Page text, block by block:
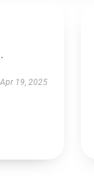
Apr 19, 2025